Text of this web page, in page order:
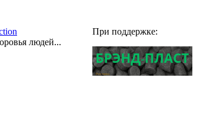
При поддержке:
людей...